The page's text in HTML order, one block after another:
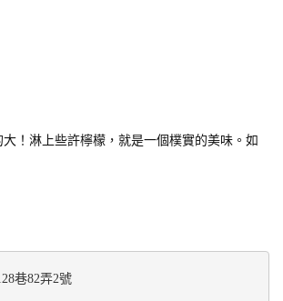
！淋上些許檸檬，就是一個樸實的美味。如
巷82弄2號